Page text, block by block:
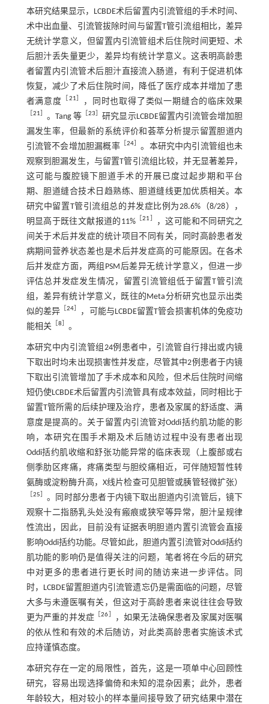
本研究结果显示，LCBDE术后留置内引流管组的手术时间、
术中出血量、引流管拔除时间与留置T管引流组相比，差异
无统计学意义，但留置内引流管组术后住院时间更短、术
后胆汁丢失量更少，差异均有统计学意义。这表明高龄患
者留置内引流管术后胆汁直接流入肠道，有利于促进机体
恢复，减少了术后住院时间，降低了医疗成本并增加了患
者满意度 ［21］ ，同时也取得了类似一期缝合的临床效果
［21］ 。Tang 等 ［23］研究显示LCBDE留置内引流管会增加胆
漏发生率，但最新的系统评价和荟萃分析提示留置胆道内
引流管不会增加胆漏概率［24］ 。本研究中内引流管组也未
观察到胆漏发生，与留置T管引流组比较，并无显著差异，
这可能与腹腔镜下胆道手术的开展已度过起步期和平台
期、胆道缝合技术日趋熟练、胆道缝线更加优质相关。本
研究中留置T管引流组总的并发症比例为28.6%（8/28），
明显高于既往文献报道的11% ［21］
，这可能和不同研究之
间关于术后并发症的统计项目不同有关，同时高龄患者发
病期间营养状态差也是术后并发症高的可能原因。在各术
后并发症方面，两组PSM后差异无统计学意义，但进一步
评估总并发症发生情况，留置引流管组低于留置T管引流
组，差异有统计学意义，既往的Meta分析研究也显示出类
似的差异 ［24］
，可能与LCBDE留置T管会损害机体的免疫功
能相关 ［8］ 。
本研究中内引流管组24例患者中，引流管自行排出或内镜
下取出时均未出现损害性并发症，尽管其中2例患者于内镜
下取出引流管增加了手术成本和风险，但术后住院时间缩
短仍使LCBDE术后留置内引流管具有成本效益，同时相比于
留置T管所需的后续护理及治疗，患者及家属的舒适度、满
意度是提高的。关于留置内引流管对Oddi括约肌功能的影
响，本研究在围手术期及术后随访过程中没有患者出现
Oddi括约肌收缩和舒张功能异常的临床表现（上腹部或右
侧季肋区疼痛，疼痛类型与胆绞痛相近，可伴随短暂性转
氨酶或淀粉酶升高，X线片检查可见胆管或胰管轻微扩张）
［25］ 。同时部分患者于内镜下取出胆道内引流管后，镜下
观察十二指肠乳头处没有瘢痕或狭窄等异常，胆汁呈规律
性流出，因此，目前没有证据表明胆道内置引流管会直接
影响Oddi括约功能。尽管如此，胆道内置引流管对Oddi括约
肌功能的影响仍是值得关注的问题，笔者将在今后的研究
中对更多的患者进行更长时间的随访来进一步评估。同
时，LCBDE留置胆道内引流管遗忘仍是需面临的问题，尽管
大多与未遵医嘱有关，但这对于高龄患者来说往往会导致
更为严重的并发症 ［26］
，如果无法确保患者及家属对医嘱
的依从性和有效的术后随访，对此类高龄患者实施该术式
应持谨慎态度。
本研究存在一定的局限性，首先，这是一项单中心回顾性
研究，容易出现选择偏倚和未知的混杂因素；此外，患者
年龄较大，相对较小的样本量间接导致了研究结果中潜在